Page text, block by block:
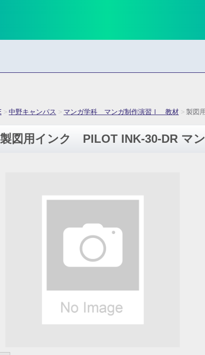
中野キャンパス マンガ学科 マンガ制作演習Ⅰ 教材 製図
製図用インク PILOT INK-30-DR マ